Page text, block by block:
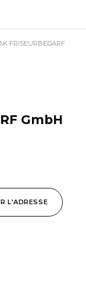
FRISEURBEDARF
GmbH
L'ADRESSE